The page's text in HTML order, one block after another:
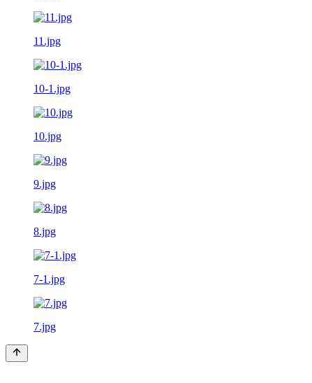
11.jpg
10-1.jpg
10.jpg
9.jpg
8.jpg
7-1.jpg
7.jpg